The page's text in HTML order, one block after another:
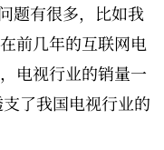
题有很多，比如我
前几年的互联网电
电视行业的销量一
了我国电视行业的